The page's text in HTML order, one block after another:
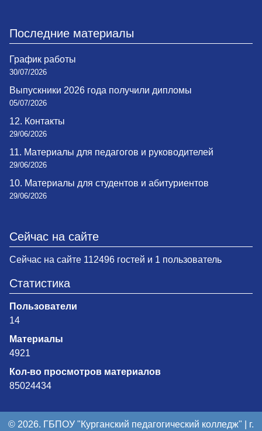
Последние материалы
График работы
30/07/2026
Выпускники 2026 года получили дипломы
05/07/2026
12. Контакты
29/06/2026
11. Материалы для педагогов и руководителей
29/06/2026
10. Материалы для студентов и абитуриентов
29/06/2026
Сейчас на сайте
Сейчас на сайте 112496 гостей и 1 пользователь
Статистика
Пользователи
14
Материалы
4921
Кол-во просмотров материалов
85024434
© 2026. ГБПОУ "Курганский педагогический колледж" | г.